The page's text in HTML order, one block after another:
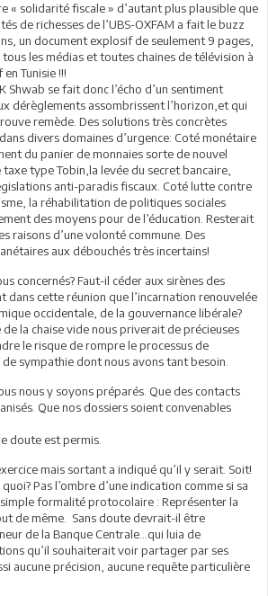
« solidarité fiscale » d’autant plus plausible que
de richesses de l’UBS-OXFAM a fait le buzz
un document explosif de seulement 9 pages,
les médias et toutes chaines de télévision à
Tunisie !!!
Shwab se fait donc l’écho d’un sentiment
dérèglements assombrissent l’horizon,et qui
remède. Des solutions très concrètes
divers domaines d’urgence: Coté monétaire
du panier de monnaies sorte de nouvel
type Tobin,la levée du secret bancaire,
anti-paradis fiscaux. Coté lutte contre
la réhabilitation de politiques sociales
des moyens pour de l’éducation. Resterait
raisons d’une volonté commune. Des
aux débouchés très incertains!
concernés? Faut-il céder aux sirènes des
dans cette réunion que l’incarnation renouvelée
occidentale, de la gouvernance libérale?
la chaise vide nous priverait de précieuses
le risque de rompre le processus de
sympathie dont nous avons tant besoin.
nous y soyons préparés. Que des contacts
Que nos dossiers soient convenables
doute est permis.
mais sortant a indiqué qu’il y serait. Soit!
Pas l’ombre d’une indication comme si sa
simple formalité protocolaire : Représenter la
de même. Sans doute devrait-il être
de la Banque Centrale…qui luia de
qu’il souhaiterait voir partager par ses
aucune précision, aucune requête particulière